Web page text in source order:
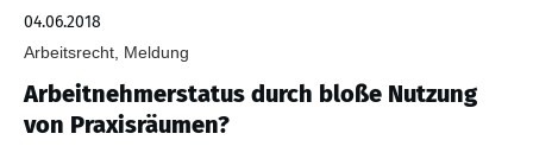
04.06.2018
Arbeitsrecht, Meldung
Arbeitnehmerstatus durch bloße Nutzung
von Praxisräumen?